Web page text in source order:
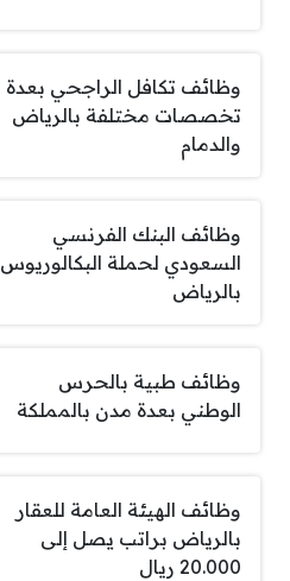
وظائف تكافل الراجحي بعدة
تخصصات مختلفة بالرياض
والدمام
وظائف البنك الفرنسي
السعودي لحملة البكالوريوس
بالرياض
وظائف طبية بالحرس
الوطني بعدة مدن بالمملكة
وظائف الهيئة العامة للعقار
بالرياض براتب يصل إلى
20.000 ريال